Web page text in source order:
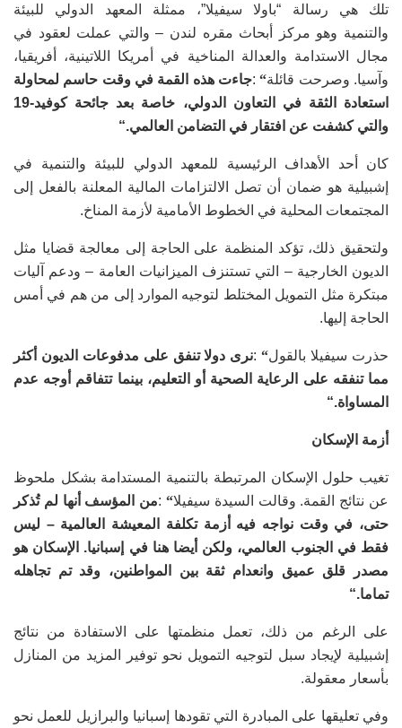
تلك هي رسالة “باولا سيفيلا”، ممثلة المعهد الدولي للبيئة
والتنمية وهو مركز أبحاث مقره لندن – والتي عملت لعقود في
مجال الاستدامة والعدالة المناخية في أمريكا اللاتينية، أفريقيا،
وآسيا. وصرحت قائلة :“ جاءت هذه القمة في وقت حاسم لمحاولة
استعادة الثقة في التعاون الدولي، خاصة بعد جائحة كوفيد-19
والتي كشفت عن افتقار في التضامن العالمي“.
كان أحد الأهداف الرئيسية للمعهد الدولي للبيئة والتنمية في
إشبيلية هو ضمان أن تصل الالتزامات المالية المعلنة بالفعل إلى
المجتمعات المحلية في الخطوط الأمامية لأزمة المناخ.
ولتحقيق ذلك، تؤكد المنظمة على الحاجة إلى معالجة قضايا مثل
الديون الخارجية – التي تستنزف الميزانيات العامة – ودعم آليات
مبتكرة مثل التمويل المختلط لتوجيه الموارد إلى من هم في أمس
الحاجة إليها.
حذرت سيفيلا بالقول :“ نرى دولا تنفق على مدفوعات الديون أكثر
مما تنفقه على الرعاية الصحية أو التعليم، بينما تتفاقم أوجه عدم
المساواة“.
أزمة الإسكان
تغيب حلول الإسكان المرتبطة بالتنمية المستدامة بشكل ملحوظ
عن نتائج القمة. وقالت السيدة سيفيلا :“ من المؤسف أنها لم تُذكر
حتى، في وقت نواجه فيه أزمة تكلفة المعيشة العالمية – ليس
فقط في الجنوب العالمي، ولكن أيضا هنا في إسبانيا. الإسكان هو
مصدر قلق عميق وانعدام ثقة بين المواطنين، وقد تم تجاهله
تماما“.
على الرغم من ذلك، تعمل منظمتها على الاستفادة من نتائج
إشبيلية لإيجاد سبل لتوجيه التمويل نحو توفير المزيد من المنازل
بأسعار معقولة.
وفي تعليقها على المبادرة التي تقودها إسبانيا والبرازيل للعمل نحو